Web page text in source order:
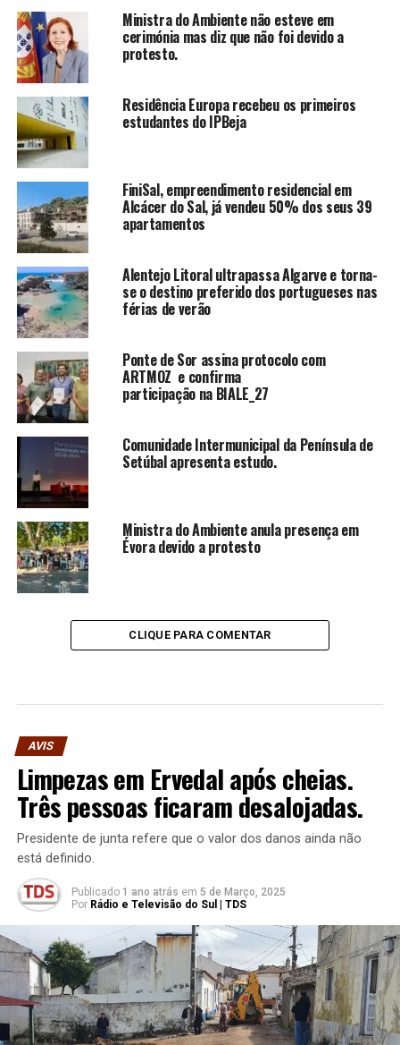
Ministra do Ambiente não esteve em
cerimónia mas diz que não foi devido a
protesto.
Residência Europa recebeu os primeiros
estudantes do IPBeja
FiniSal, empreendimento residencial em
Alcácer do Sal, já vendeu 50% dos seus 39
apartamentos
Alentejo Litoral ultrapassa Algarve e torna-
se o destino preferido dos portugueses nas
férias de verão
Ponte de Sor assina protocolo com
ARTMOZ e confirma
participação na BIALE_27
Comunidade Intermunicipal da Península de
Setúbal apresenta estudo.
Ministra do Ambiente anula presença em
Évora devido a protesto
CLIQUE PARA COMENTAR
AVIS
Limpezas em Ervedal após cheias.
Três pessoas ficaram desalojadas.
Presidente de junta refere que o valor dos danos ainda não
está definido.
Publicado 1 ano atrás em 5 de Março, 2025
Por Rádio e Televisão do Sul | TDS